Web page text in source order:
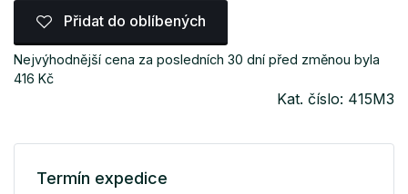
Přidat do oblíbených
Nejvýhodnější cena za posledních 30 dní před změnou byla
416 Kč
Kat. číslo: 415M3
Termín expedice